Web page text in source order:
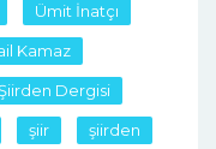
Ümit İnatçı
Kamaz
Dergisi
şiir şiirden